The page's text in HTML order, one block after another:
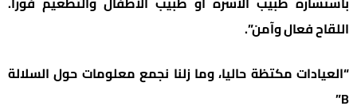
اللقاح فعال وآمن”.
“العيادات مكتظة حاليا، وما زلنا نجمع معلومات حول السلالة